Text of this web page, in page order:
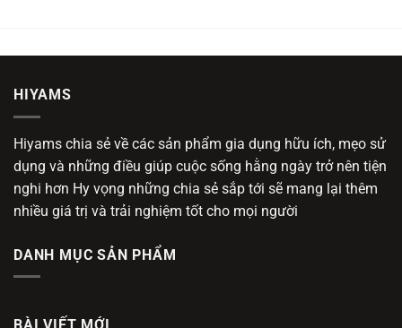
HIYAMS
Hiyams chia sẻ về các sản phẩm gia dụng hữu ích, mẹo sử
dụng và những điều giúp cuộc sống hằng ngày trở nên tiện
nghi hơn Hy vọng những chia sẻ sắp tới sẽ mang lại thêm
nhiều giá trị và trải nghiệm tốt cho mọi người
DANH MỤC SẢN PHẨM